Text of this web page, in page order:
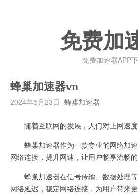
免费加
免费加速器APP
蜂巢加速器vn
2024年5月23日 蜂巢加速器
随着互联网的发展，人们对上网速度
蜂巢加速器作为一款专业的网络加速
网络连接，提升网速，让用户畅享流畅的
蜂巢加速器在信号传输、数据处理等
网络延迟，稳定网络连接，为用户带来更